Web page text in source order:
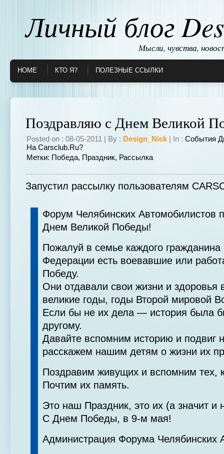
Личный блог
Мысли, чувства,
HOME КТО Я? ПОЛЕЗНЫЕ ССЫЛКИ
Поздравляю с Днем Великой
Posted on : 08-05-2011 | By : Design_Nick | In : События
На Carsclub.ru?
Метки: Победа, Праздник, Рассылка
Запустил рассылку пользователям
Форум Челябинских Автомобилистов
Днем Великой Победы!
Пожалуй в семье каждого гражданина
Федерации есть воевавшие или
Победу.
Они отдавали свои жизни и здоровья
великие годы, годы Второй мировой
Если бы не их дела — история была
другому.
Давайте вспомним историю и подвиг
расскажем нашим детям о жизни их
Поздравим живущих и вспомним тех,
Почтим их память.
Это наш Праздник, это их (а значит
С Днем Победы, в 9-м мая!
Администрация Форума Челябинских